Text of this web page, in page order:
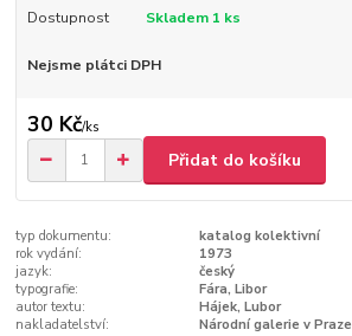
Dostupnost Skladem 1 ks
Nejsme plátci DPH
30 Kč/ks
Přidat do košíku
typ dokumentu:
katalog kolektivní
rok vydání:
1973
jazyk:
český
typografie:
Fára, Libor
autor textu:
Hájek, Lubor
nakladatelství:
Národní galerie v Praze